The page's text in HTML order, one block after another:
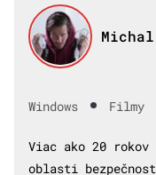
Windows • Filmy
Viac ako 20
oblasti